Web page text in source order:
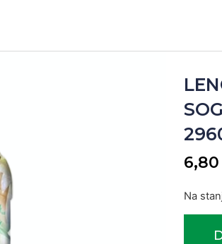
6,80
Na